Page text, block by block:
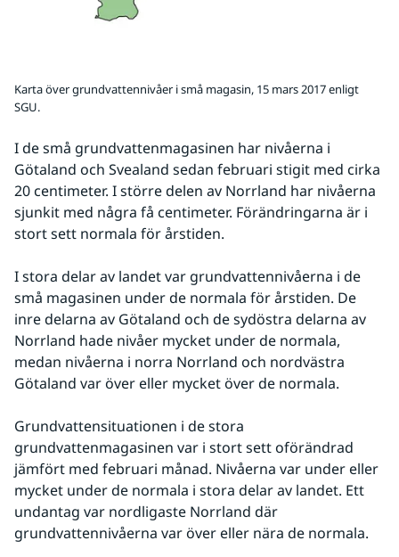
Karta över grundvattennivåer i små magasin, 15 mars 2017 enligt
SGU.
I de små grundvattenmagasinen har nivåerna i
Götaland och Svealand sedan februari stigit med cirka
20 centimeter. I större delen av Norrland har nivåerna
sjunkit med några få centimeter. Förändringarna är i
stort sett normala för årstiden.
I stora delar av landet var grundvattennivåerna i de
små magasinen under de normala för årstiden. De
inre delarna av Götaland och de sydöstra delarna av
Norrland hade nivåer mycket under de normala,
medan nivåerna i norra Norrland och nordvästra
Götaland var över eller mycket över de normala.
Grundvattensituationen i de stora
grundvattenmagasinen var i stort sett oförändrad
jämfört med februari månad. Nivåerna var under eller
mycket under de normala i stora delar av landet. Ett
undantag var nordligaste Norrland där
grundvattennivåerna var över eller nära de normala.